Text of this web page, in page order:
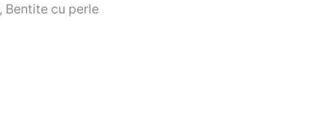
, Bentite cu perle